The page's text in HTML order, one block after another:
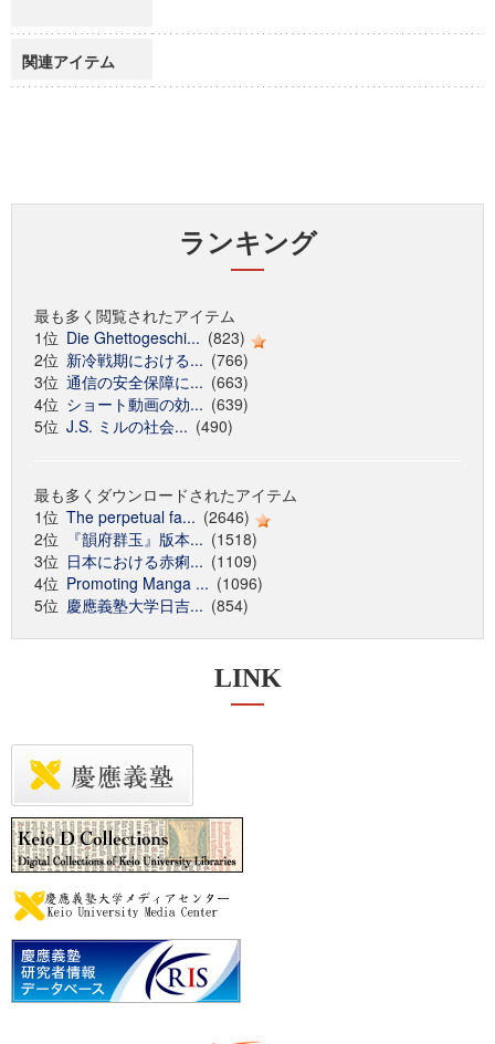
関連アイテム
ランキング
最も多く閲覧されたアイテム
1位 Die Ghettogeschi... (823)
2位 新冷戦期における... (766)
3位 通信の安全保障に... (663)
4位 ショート動画の効... (639)
5位 J.S. ミルの社会... (490)
最も多くダウンロードされたアイテム
1位 The perpetual fa... (2646)
2位
『韻府群玉』版本... (1518)
3位 日本における赤痢... (1109)
4位 Promoting Manga ... (1096)
5位 慶應義塾大学日吉... (854)
LINK